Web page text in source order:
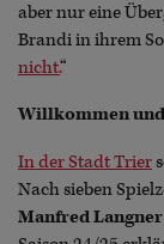
aber nur eine
Brandi in ihrem
nicht.“
Willkommen
In der Stadt Trier
Nach sieben
Manfred Langner